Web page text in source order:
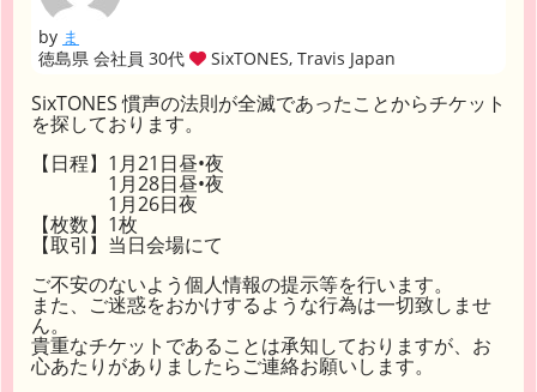
by ま
徳島県 会社員 30代
SixTONES, Travis Japan
SixTONES 慣声の法則が全滅であったことからチケット
を探しております。
【日程】1月21日昼•夜
1月28日昼•夜
1月26日夜
【枚数】1枚
【取引】当日会場にて
ご不安のないよう個人情報の提示等を行います。
また、ご迷惑をおかけするような行為は一切致しませ
ん。
貴重なチケットであることは承知しておりますが、お
心あたりがありましたらご連絡お願いします。